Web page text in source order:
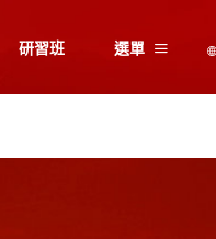
研習班 選單